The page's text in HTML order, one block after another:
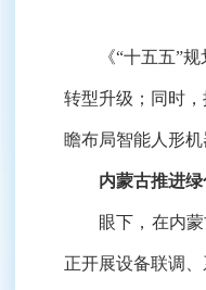
《“十五五”规划
转型升级；同时
瞻布局智能人形
内蒙古推进
眼下，在内蒙古
正开展设备联调、